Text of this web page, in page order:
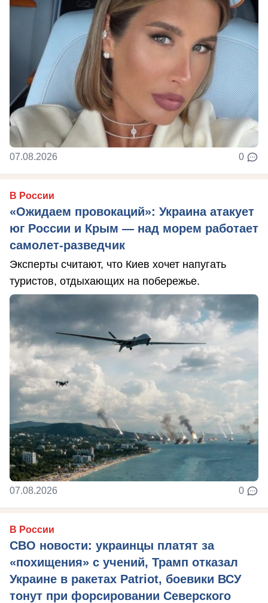
07.08.2026 0
В России
«Ожидаем провокаций»: Украина атакует
юг России и Крым — над морем работает
самолет-разведчик
Эксперты считают, что Киев хочет напугать
туристов, отдыхающих на побережье.
07.08.2026 0
В России
СВО новости: украинцы платят за
«похищения» с учений, Трамп отказал
Украине в ракетах Patriot, боевики ВСУ
тонут при форсировании Северского